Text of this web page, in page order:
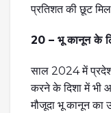
प्रतिशत की छूट मिल
20 – भू कानून के
साल 2024 में प्रदेश
करने के दिशा में भी
मौजूदा भू कानून का